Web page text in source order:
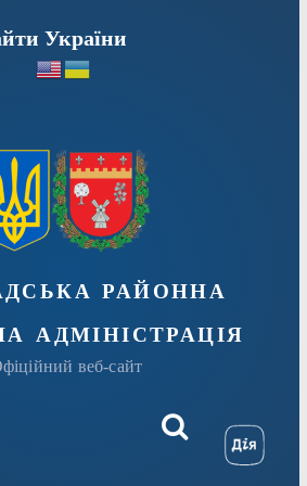
України
районна
адміністрація
веб-сайт